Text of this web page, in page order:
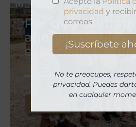
Por qué
agencia de
especializada en
No te preocupes,
privacidad. Puedes
en cualquier